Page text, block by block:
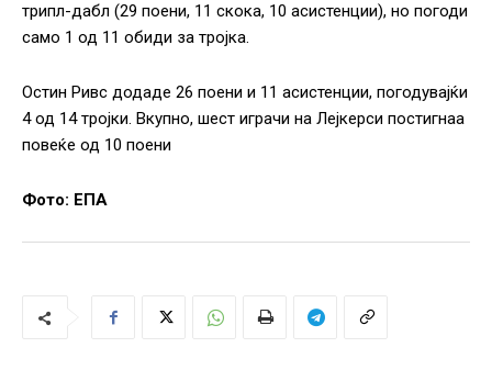
трипл-дабл (29 поени, 11 скока, 10 асистенции), но погоди
само 1 од 11 обиди за тројка.
Остин Ривс додаде 26 поени и 11 асистенции, погодувајќи
4 од 14 тројки. Вкупно, шест играчи на Лејкерси постигнаа
повеќе од 10 поени
Фото: ЕПА